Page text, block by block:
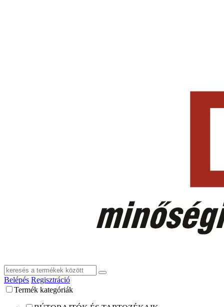
Belépés Regisztráció
Termék kategóriák